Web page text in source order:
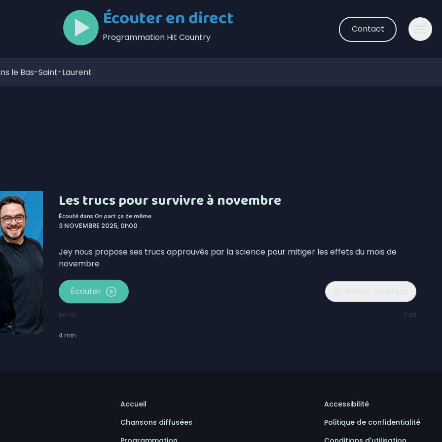
Écouter en direct
Programmation Hit Country
Contact
le Bas-Saint-Laurent
de l’Opération nationale concertée en sécurité
de la Ligue de balle de l’Est
de feux de forêt en juillet au Québec
la Société portuaire du Bas-Saint-Laurent et de la
en candidatures du Gala de l’Excellence
conserve son avance dans les intentions de vote
Les trucs pour survivre à novembre
Écouté dansOn part ça de même
3 NOVEMBRE 2025, 0h00
Jey nous propose ses trucs approuvés par la science pour mitiger les effets du mois de
novembre
Écouter Retour au direct
00:00 4:00
4 min
Accueil
Chansons diffusées
Accessibilité
Politique de confidentialité